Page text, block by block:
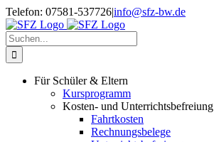
Zum
Inhalt
springen
Telefon: 07581-537726|info@sfz-bw.de
Suche
nach:
Für Schüler & Eltern
Kursprogramm
Kosten- und Unterrichtsbefreiung
Fahrtkosten
Rechnungsbelege